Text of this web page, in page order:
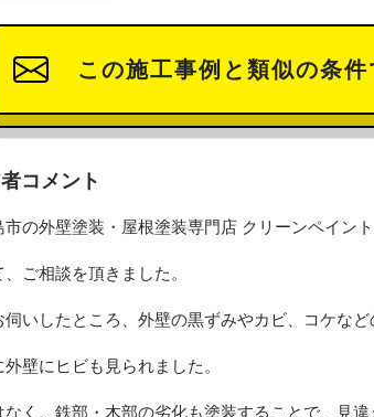
この施工事例と類似の条
コメント
市の外壁塗装・屋根塗装専門店 クリーンペイン
ご相談を頂きました。
いしたところ、外壁の黒ずみやカビ、コケなど
壁にヒビも見られました。
く、 鉄部・木部の劣化も塗装することで、見違